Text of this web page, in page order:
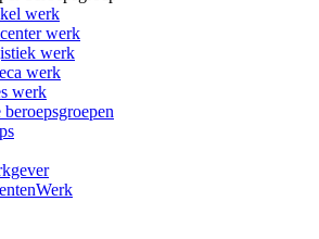
werk
werk
werk
werk
werk